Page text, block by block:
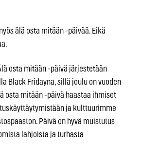
älä osta mitään -päivää. Eikä
osta mitään -päivä järjestetään
Black Fridayna, sillä joulu on vuoden
osta mitään -päivä haastaa ihmiset
ja kulttuurimme
Päivä on hyvä muistutus
lahjoista ja turhasta